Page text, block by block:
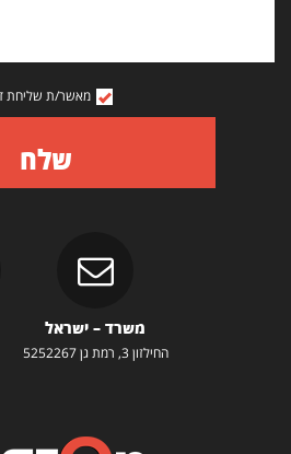
מאשר/ת שליחת
שלח
משרד – ישראל
החילזון 3, רמת גן 5252267